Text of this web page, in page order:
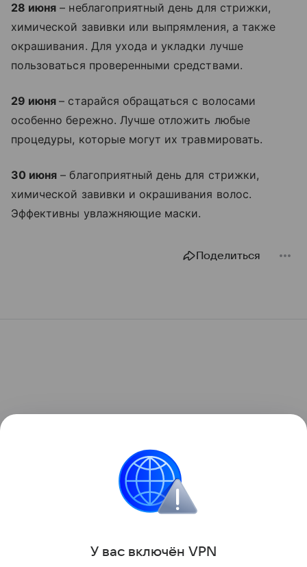
28 июня – неблагоприятный день для стрижки,
химической завивки или выпрямления, а также
окрашивания. Для ухода и укладки лучше
пользоваться проверенными средствами.
29 июня– старайся обращаться с волосами
особенно бережно. Лучше отложить любые
процедуры, которые могут их травмировать.
30 июня – благоприятный день для стрижки,
химической завивки и окрашивания волос.
Эффективны увлажняющие маски.
Поделиться
У вас включён VPN